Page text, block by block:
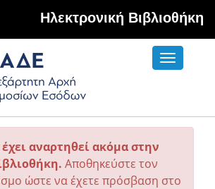
Hλεκτρονική Βιβλιοθήκη
Toggle
αναρτηθεί ακόμα στην
Αποθηκεύστε τον
ώστε να έχετε πρόσβαση στο